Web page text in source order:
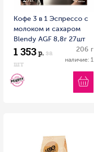
Кофе 3 в 1 Эспрессо с
молоком и сахаром
Blendy AGF 8,8г 27шт
1/6 Япония
1 353 р. за
шт
206 г
наличие: 1